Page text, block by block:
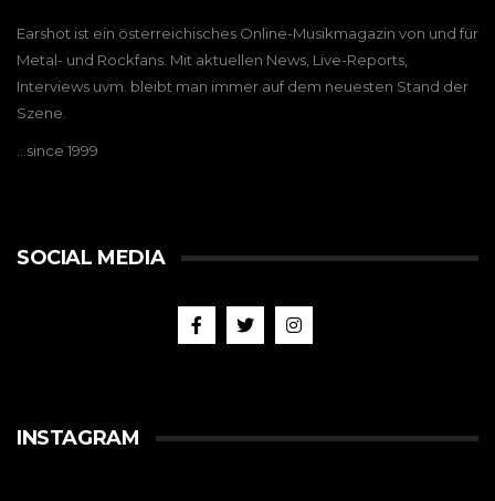
Earshot ist ein österreichisches Online-Musikmagazin von und für
Metal- und Rockfans. Mit aktuellen News, Live-Reports,
Interviews uvm. bleibt man immer auf dem neuesten Stand der
Szene.
…since 1999
SOCIAL MEDIA
INSTAGRAM